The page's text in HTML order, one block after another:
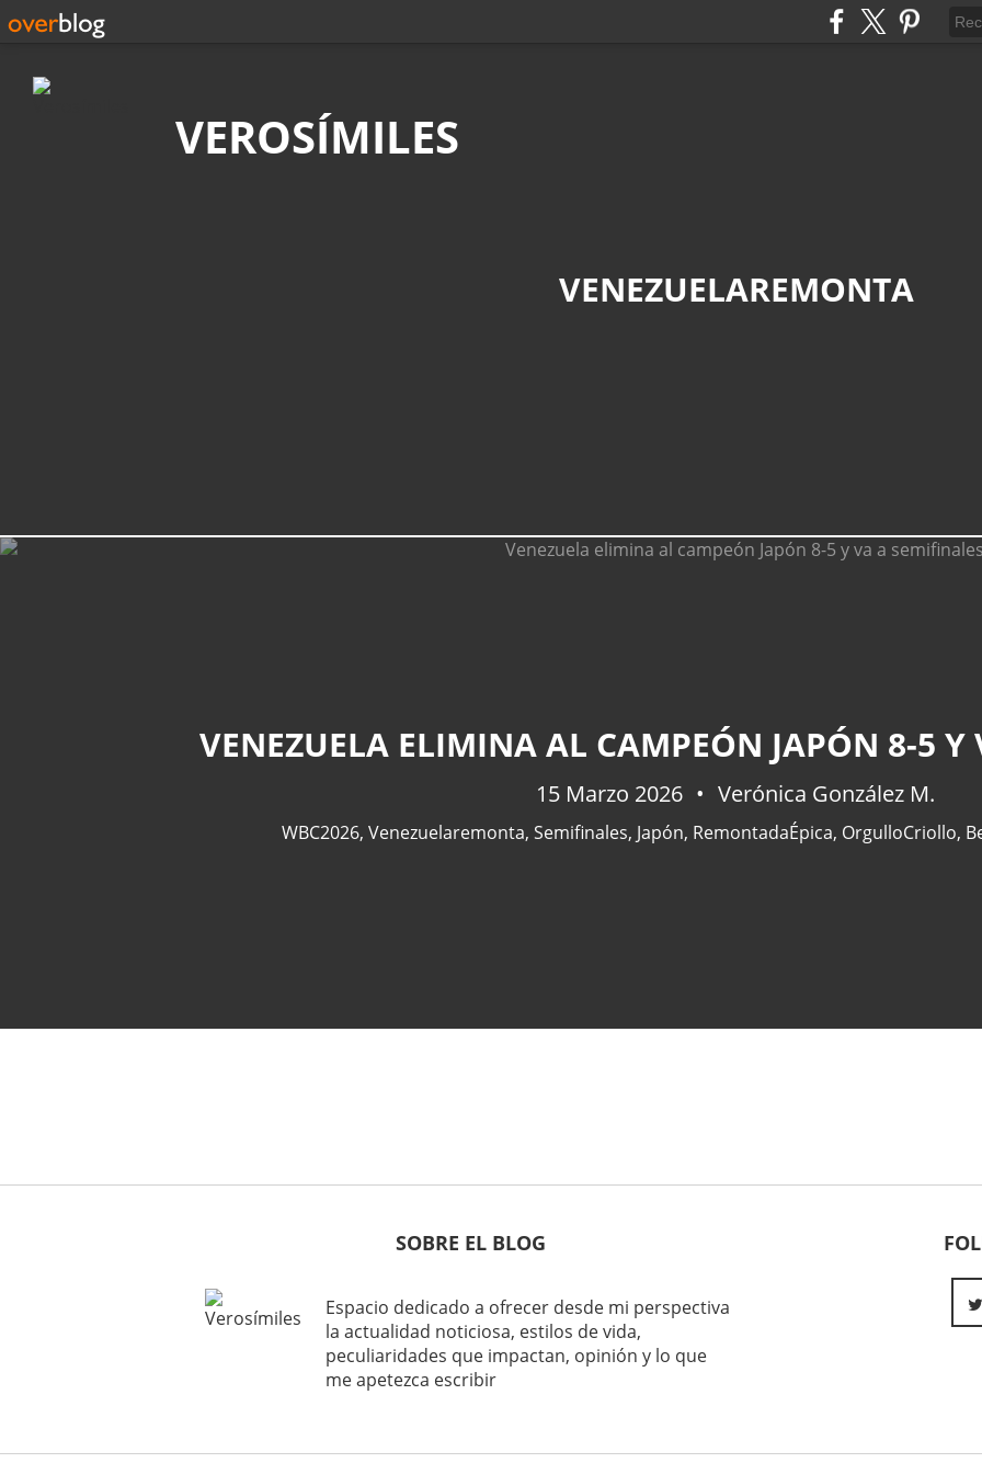
VEROSÍMILES
VENEZUELAREMONTA
VENEZUELA ELIMINA AL CAMPEÓN JAPÓN 8-5 Y
15 Marzo 2026 Verónica González M.
WBC2026, Venezuelaremonta, Semifinales, Japón, RemontadaÉpica, OrgulloCriollo,
SOBRE EL BLOG
Espacio dedicado a ofrecer desde mi perspectiva
la actualidad noticiosa, estilos de vida,
peculiaridades que impactan, opinión y lo que
me apetezca escribir